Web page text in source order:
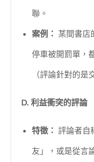
聯。
案例： 某間書店
停車被開罰單，
（評論針對的
D. 利益衝突的評論
特徵： 評論者自
友」，或是從言